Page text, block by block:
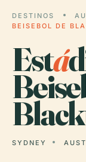
DESTINOS
BEISEBOL DE
Está
SYDNEY